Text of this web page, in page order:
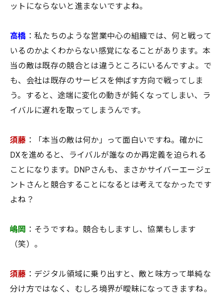
ットにならないと進まないですよね。
高橋 ：私たちのような営業中心の組織では、何と戦って
いるのかよくわからない感覚になることがあります。本
当の敵は既存の競合とは違うところにいるんですよ。で
も、会社は既存のサービスを伸ばす方向で戦ってしま
う。すると、途端に変化の動きが鈍くなってしまい、ラ
イバルに遅れを取ってしまうんです。
須藤 ：「本当の敵は何か」って面白いですね。確かに
DXを進めると、ライバルが誰なのか再定義を迫られる
ことになります。DNPさんも、まさかサイバーエージェ
ントさんと競合することになるとは考えてなかったです
よね？
嶋岡 ：そうですね。競合もしますし、協業もします
（笑）。
須藤 ：デジタル領域に乗り出すと、敵と味方って単純な
分け方ではなく、むしろ境界が曖昧になってきますね。